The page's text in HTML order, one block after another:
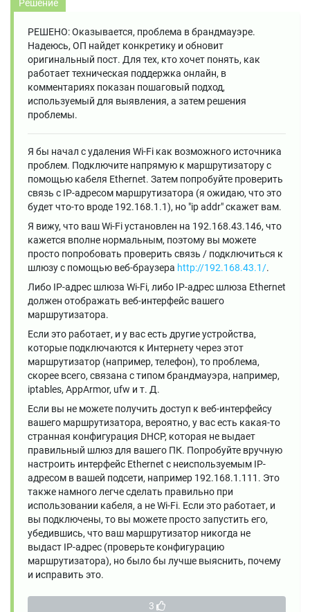
Решение
РЕШЕНО: Оказывается, проблема в брандмауэре.
Надеюсь, ОП найдет конкретику и обновит
оригинальный пост. Для тех, кто хочет понять, как
работает техническая поддержка онлайн, в
комментариях показан пошаговый подход,
используемый для выявления, а затем решения
проблемы.
Я бы начал с удаления Wi-Fi как возможного источника
проблем. Подключите напрямую к маршрутизатору с
помощью кабеля Ethernet. Затем попробуйте проверить
связь с IP-адресом маршрутизатора (я ожидаю, что это
будет что-то вроде 192.168.1.1), но "ip addr" скажет вам.
Я вижу, что ваш Wi-Fi установлен на 192.168.43.146, что
кажется вполне нормальным, поэтому вы можете
просто попробовать проверить связь / подключиться к
шлюзу с помощью веб-браузера http://192.168.43.1/.
Либо IP-адрес шлюза Wi-Fi, либо IP-адрес шлюза Ethernet
должен отображать веб-интерфейс вашего
маршрутизатора.
Если это работает, и у вас есть другие устройства,
которые подключаются к Интернету через этот
маршрутизатор (например, телефон), то проблема,
скорее всего, связана с типом брандмауэра, например,
iptables, AppArmor, ufw и т. Д.
Если вы не можете получить доступ к веб-интерфейсу
вашего маршрутизатора, вероятно, у вас есть какая-то
странная конфигурация DHCP, которая не выдает
правильный шлюз для вашего ПК. Попробуйте вручную
настроить интерфейс Ethernet с неиспользуемым IP-
адресом в вашей подсети, например 192.168.1.111. Это
также намного легче сделать правильно при
использовании кабеля, а не Wi-Fi. Если это работает, и
вы подключены, то вы можете просто запустить его,
убедившись, что ваш маршрутизатор никогда не
выдаст IP-адрес (проверьте конфигурацию
маршрутизатора), но было бы лучше выяснить, почему
и исправить это.
3